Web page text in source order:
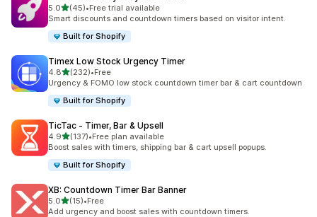
5.0เต็ม 5 ดาว
(45)
ทั้งหมด 45 รีวิว
•Free trial available
Smart discounts and countdown timers based on visitor intent.
Built for Shopify
Timex Low Stock Urgency Timer
4.8เต็ม 5 ดาว
(232)
ทั้งหมด 232 รีวิว
•Free
Urgency & FOMO low stock countdown timer bar & cart countdown
Built for Shopify
TicTac ‑ Timer, Bar & Upsell
4.9เต็ม 5 ดาว
(137)
ทั้งหมด 137 รีวิว
•Free plan available
Boost sales with timers, shipping bar & cart upsell popups.
Built for Shopify
XB: Countdown Timer Bar Banner
5.0เต็ม 5 ดาว
(15)
ทั้งหมด 15 รีวิว
•Free
Add urgency and boost sales with countdown timers.